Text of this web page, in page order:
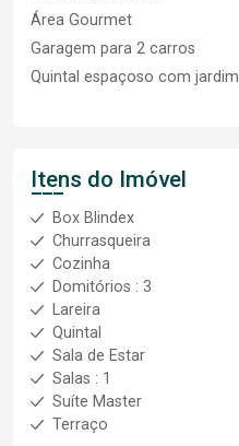
Área Gourmet
Garagem para 2 carros
Quintal espaçoso com jardim
Itens do Imóvel
Box Blindex
Churrasqueira
Cozinha
Domitórios : 3
Lareira
Quintal
Sala de Estar
Salas : 1
Suíte Master
Terraço